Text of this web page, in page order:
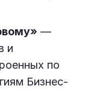
—
и
по
Бизнес-